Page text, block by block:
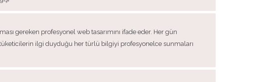
gereken profesyonel web tasarımını ifade eder. Her gün
ilgi duyduğu her türlü bilgiyi profesyonelce sunmaları